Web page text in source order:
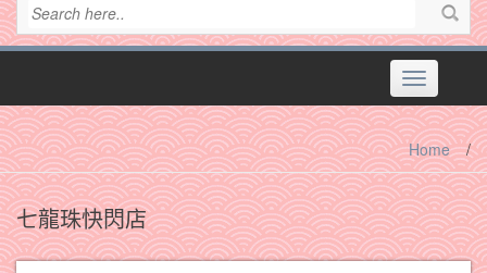
Toggle
navigation
Home /
七龍珠快閃店